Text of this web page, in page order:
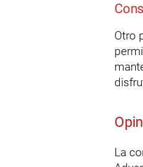
Otro
La